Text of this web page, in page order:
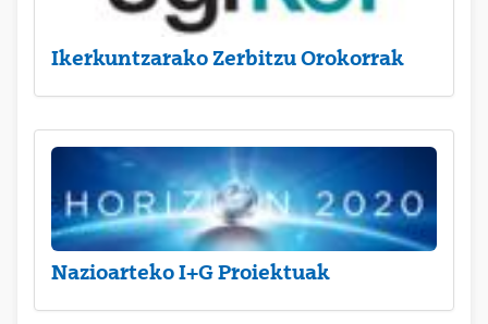
Ikerkuntzarako Zerbitzu Orokorrak
Nazioarteko I+G Proiektuak